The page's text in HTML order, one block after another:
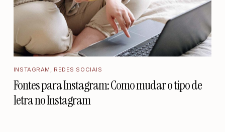
INSTAGRAM , REDES SOCIAIS
Fontes para Instagram: Como mudar o tipo de
letra no Instagram